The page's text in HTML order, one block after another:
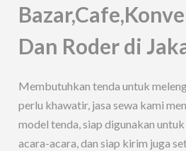
Dan Roder di
Membutuhkan tenda untuk
perlu khawatir, jasa sewa kami
model tenda, siap digunakan
acara-acara, dan siap kirim juga